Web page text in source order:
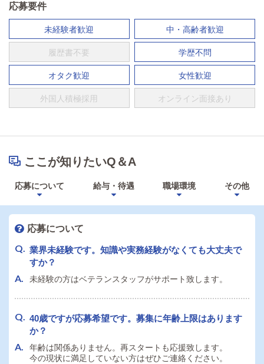
応募要件
未経験者歓迎 中・高齢者歓迎
履歴書不要 学歴不問
オタク歓迎 女性歓迎
外国人積極採用 オンライン面接あり
ここが知りたいQ＆A
応募について 給与・待遇 職場環境 その他
応募について
業界未経験です。知識や実務経験がなくても大丈夫で
すか？
未経験の方はベテランスタッフがサポート致します。
40歳ですが応募希望です。募集に年齢上限はあります
か？
年齢は関係ありません。再スタートも応援致します。
今の現状に満足していない方はぜひご連絡ください。